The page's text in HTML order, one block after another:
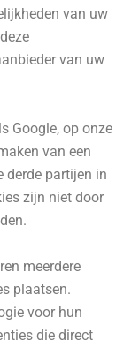
van uw
van uw
Google, op onze
van een
derde partijen in
zijn niet door
meerdere
plaatsen.
voor hun
die direct